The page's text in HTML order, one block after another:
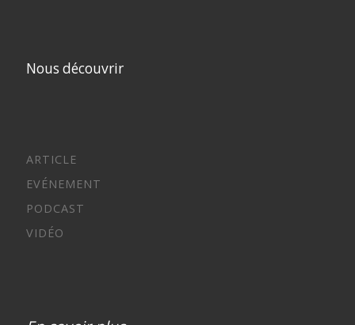
Nous découvrir
ARTICLE
EVÉNEMENT
PODCAST
VIDÉO